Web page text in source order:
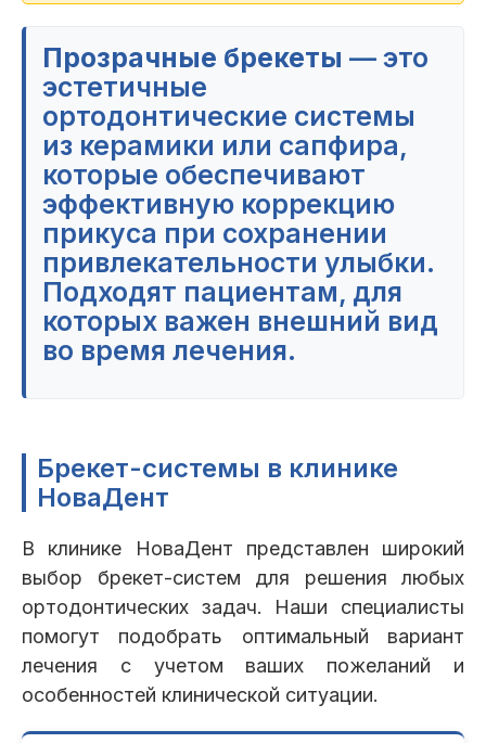
Прозрачные брекеты — это
эстетичные
ортодонтические системы
из керамики или сапфира,
которые обеспечивают
эффективную коррекцию
прикуса при сохранении
привлекательности улыбки.
Подходят пациентам, для
которых важен внешний вид
во время лечения.
Брекет-системы в клинике
НоваДент
В клинике НоваДент представлен широкий
выбор брекет-систем для решения любых
ортодонтических задач. Наши специалисты
помогут подобрать оптимальный вариант
лечения с учетом ваших пожеланий и
особенностей клинической ситуации.